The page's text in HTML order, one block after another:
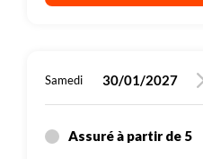
Samedi 30/01/2027
Assuré à partir de 5